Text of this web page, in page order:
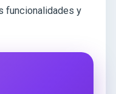
funcionalidades y